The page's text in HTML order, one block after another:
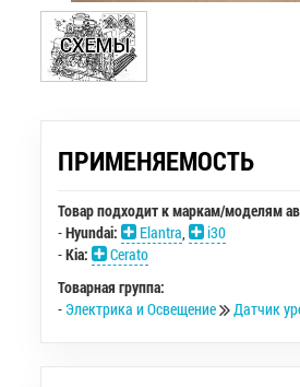
ПРИМЕНЯЕМОСТЬ
Товар подходит к маркам/моделям
-Hyundai: Elantra
i30
-Kia:
Cerato
Товарная группа:
- Электрика и Освещение Датчик